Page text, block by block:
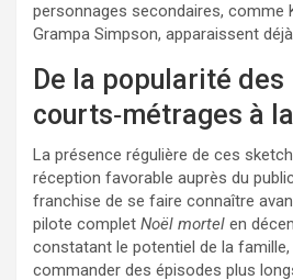
personnages secondaires, comme
Grampa Simpson, apparaissent
De la popularité des
courts‑métrages à
La présence régulière de ces
réception favorable auprès du
franchise de se faire connaître
pilote complet Noël mortel en
constatant le potentiel de la
commander des épisodes plus